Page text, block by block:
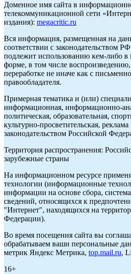
Доменное имя сайта в
телекоммуникационной сети
издания): megacritic.ru
Вся информация, размещенная на
соответствии с законодательством
подлежит использованию кем-либо
форме, в том числе
переработке не иначе как с
правообладателя.
Примерная тематика и (или)
информационная, информационно-
политическая, образовательная,
культурно-просветительская,
законодательством Российской
Территория распространения:
зарубежные страны
На информационном ресурсе
технологии (информационные
информации на основе сбора,
сведений, относящихся к
"Интернет", находящихся на
Федерации).
Во время посещения сайта вы
обрабатываем ваши персональные
метрик Яндекс Метрика, top.mail.ru,
16+